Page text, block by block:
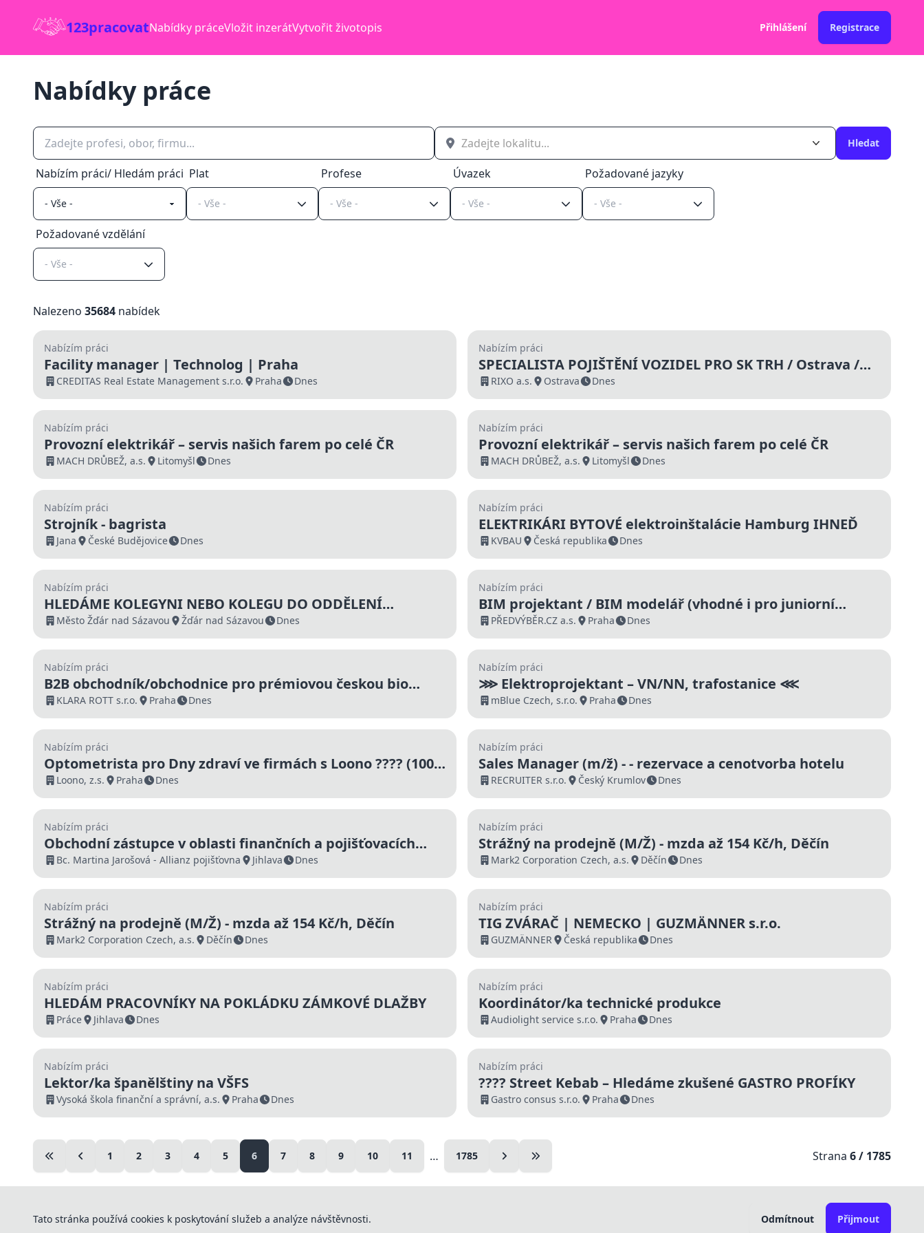
123pracovatNabídky práceVložit inzerátVytvořit životopis Přihlášení Registrace
Nabídky práce
Nabízím práci/ Hledám práci Plat
- Vše -
Profese
- Vše -
Úvazek
- Vše -
Požadované jazyky
- Vše -
Požadované vzdělání
- Vše -
Hledat
Nalezeno 35684 nabídek
Nabízím práci
Facility manager | Technolog | Praha
CREDITAS Real Estate Management s.r.o. Praha Dnes
Nabízím práci
SPECIALISTA POJIŠTĚNÍ VOZIDEL PRO SK TRH / Ostrava /
nástupní bonus 45 000 Kč
RIXO a.s. Ostrava Dnes
Nabízím práci
Provozní elektrikář – servis našich farem po celé ČR
MACH DRŮBEŽ, a.s. Litomyšl Dnes
Nabízím práci
Provozní elektrikář – servis našich farem po celé ČR
MACH DRŮBEŽ, a.s. Litomyšl Dnes
Nabízím práci
Strojník - bagrista
Jana České Budějovice Dnes
Nabízím práci
ELEKTRIKÁRI BYTOVÉ elektroinštalácie Hamburg IHNEĎ
KVBAU Česká republika Dnes
Nabízím práci
HLEDÁME KOLEGYNI NEBO KOLEGU DO ODDĚLENÍ
INVESTIC
Město Žďár nad Sázavou Žďár nad Sázavou Dnes
Nabízím práci
BIM projektant / BIM modelář (vhodné i pro juniorní
kandidáty)
PŘEDVÝBĚR.CZ a.s. Praha Dnes
Nabízím práci
B2B obchodník/obchodnice pro prémiovou českou bio
kosmetiku KLARA ROTT
KLARA ROTT s.r.o. Praha Dnes
Nabízím práci
⋙ Elektroprojektant – VN/NN, trafostanice ⋘
mBlue Czech, s.r.o. Praha Dnes
Nabízím práci
Optometrista pro Dny zdraví ve firmách s Loono ???? (1000
Kč/hod)
Loono, z.s. Praha Dnes
Nabízím práci
Sales Manager (m/ž) - - rezervace a cenotvorba hotelu
RECRUITER s.r.o. Český Krumlov Dnes
Nabízím práci
Obchodní zástupce v oblasti finančních a pojišťovacích
služeb (Allianz Jihlava) – vlastní klientské portfolio |
Možnost manažerského růstu
Bc. Martina Jarošová - Allianz pojišťovna Jihlava Dnes
Nabízím práci
Strážný na prodejně (M/Ž) - mzda až 154 Kč/h, Děčín
Mark2 Corporation Czech, a.s. Děčín Dnes
Nabízím práci
Strážný na prodejně (M/Ž) - mzda až 154 Kč/h, Děčín
Mark2 Corporation Czech, a.s. Děčín Dnes
Nabízím práci
TIG ZVÁRAČ | NEMECKO | GUZMÄNNER s.r.o.
GUZMÄNNER Česká republika Dnes
Nabízím práci
HLEDÁM PRACOVNÍKY NA POKLÁDKU ZÁMKOVÉ DLAŽBY
Práce Jihlava Dnes
Nabízím práci
Koordinátor/ka technické produkce
Audiolight service s.r.o. Praha Dnes
Nabízím práci
Lektor/ka španělštiny na VŠFS
Vysoká škola finanční a správní, a.s. Praha Dnes
Nabízím práci
???? Street Kebab – Hledáme zkušené GASTRO PROFÍKY
Gastro consus s.r.o. Praha Dnes
1 2 3 4 5 6 7 8 9 10 11 … 1785 Strana 6 / 1785
© 2026 123pracovat. Všechna práva vyhrazena. ČASTÉ DOTAZY Kontakt Ceník
Tato stránka používá cookies k poskytování služeb a analýze návštěvnosti. Odmítnout Přijmout